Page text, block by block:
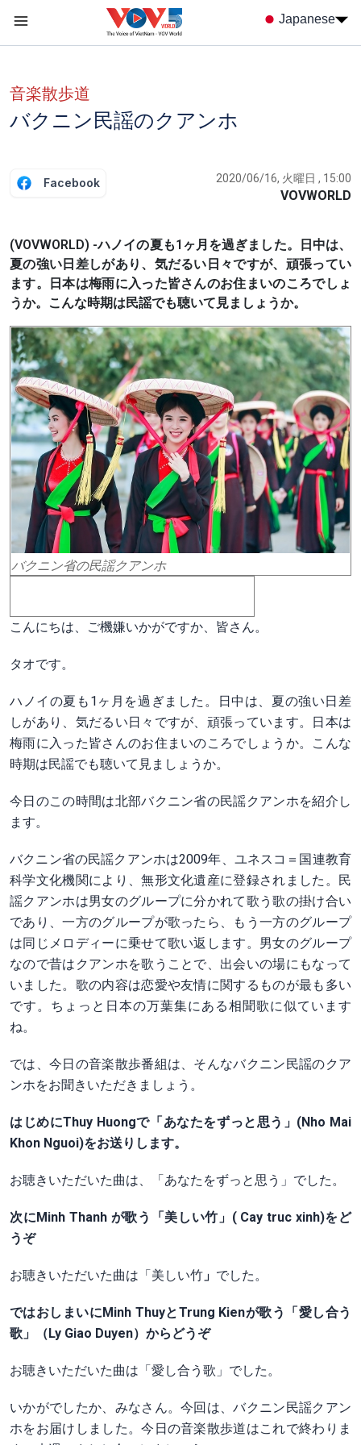
Japanese
音楽散歩道
バクニン民謡のクアンホ
Facebook 2020/06/16, 火曜日 , 15:00
VOVWORLD
(VOVWORLD) -ハノイの夏も1ヶ月を過ぎました。日中は、
夏の強い日差しがあり、気だるい日々ですが、頑張ってい
ます。日本は梅雨に入った皆さんのお住まいのころでしょ
うか。こんな時期は民謡でも聴いて見ましょうか。
バクニン省の民謡クアンホ
こんにちは、ご機嫌いかがですか、皆さん。
タオです。
ハノイの夏も1ヶ月を過ぎました。日中は、夏の強い日差
しがあり、気だるい日々ですが、頑張っています。日本は
梅雨に入った皆さんのお住まいのころでしょうか。こんな
時期は民謡でも聴いて見ましょうか。
今日のこの時間は北部バクニン省の民謡クアンホを紹介し
ます。
バクニン省の民謡クアンホは2009年、ユネスコ＝国連教育
科学文化機関により、無形文化遺産に登録されました。民
謡クアンホは男女のグループに分かれて歌う歌の掛け合い
であり、一方のグループが歌ったら、もう一方のグループ
は同じメロディーに乗せて歌い返します。男女のグループ
なので昔はクアンホを歌うことで、出会いの場にもなって
いました。歌の内容は恋愛や友情に関するものが最も多い
です。ちょっと日本の万葉集にある相聞歌に似ています
ね。
では、今日の音楽散歩番組は、そんなバクニン民謡のクア
ンホをお聞きいただきましょう。
はじめにThuy Huongで 「あなたをずっと思う 」 (Nho Mai
Khon Nguoi)をお送りします。
お聴きいただいた曲は、「あなたをずっと思う」でした。
次にMinh Thanh が歌う「美しい竹」 ( Cay truc xinh)をど
うぞ
お聴きいただいた曲は「美しい竹 」 でした。
ではおしまいにMinh ThuyとTrung Kienが歌う 「愛し合う
歌 」（Ly Giao Duyen）からどうぞ
お聴きいただいた曲は「愛し合う歌」でした。
いかがでしたか、みなさん。今回は、バクニン民謡クアン
ホをお届けしました。今日の音楽散歩道はこれで終わりま